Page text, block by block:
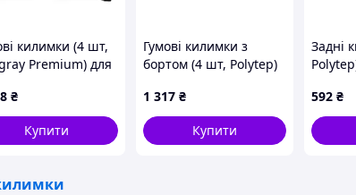
килимки (4 шт,
Premium) для
₴
Купити
Гумові килимки з
бортом (4 шт, Polytep)
2005 рр
1 317 ₴
Купити
Задні
рр
592 ₴